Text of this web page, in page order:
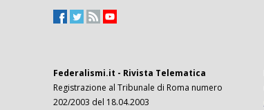
Federalismi.it - Rivista Telematica
Registrazione al Tribunale di Roma numero
202/2003 del 18.04.2003